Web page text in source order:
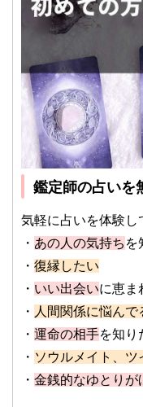
鑑定師の占いを
気軽に占いを体験し
・ あの人の気持ち を
・ 復縁したい
・ いい出会いに恵ま
・ 人間関係に悩んで
・ 運命の相手を知り
・ ソウルメイト、ツ
・ 金銭的なゆとりが